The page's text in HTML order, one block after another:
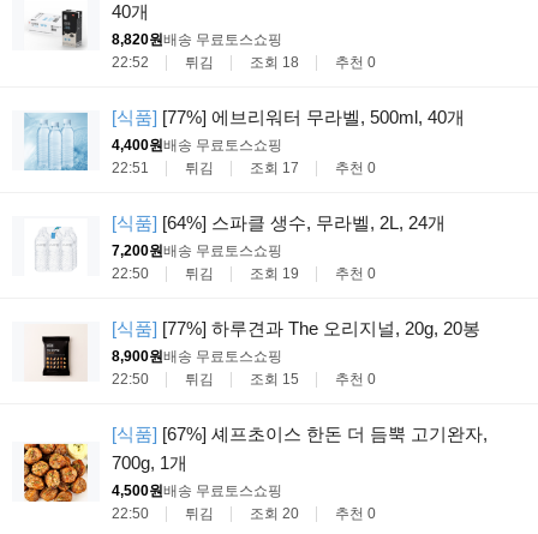
40개
8,820원배송 무료토스쇼핑
22:52
튀김 조회 18 추천 0
[식품] [77%] 에브리워터 무라벨, 500ml, 40개
4,400원배송 무료토스쇼핑
22:51
튀김 조회 17 추천 0
[식품] [64%] 스파클 생수, 무라벨, 2L, 24개
7,200원배송 무료토스쇼핑
22:50
튀김 조회 19 추천 0
[식품] [77%] 하루견과 The 오리지널, 20g, 20봉
8,900원배송 무료토스쇼핑
22:50
튀김 조회 15 추천 0
[식품] [67%] 셰프초이스 한돈 더 듬뿍 고기완자,
700g, 1개
4,500원배송 무료토스쇼핑
22:50
튀김 조회 20 추천 0